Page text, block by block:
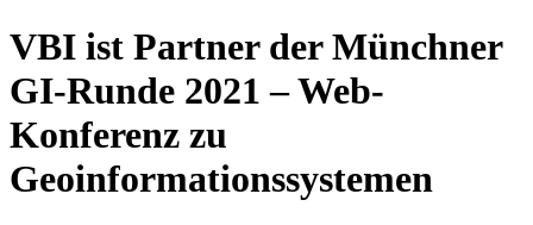
VBI ist Partner der Münchner
GI-Runde 2021 – Web-
Konferenz zu
Geoinformationssystemen